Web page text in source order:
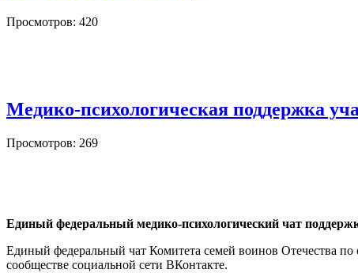
Просмотров: 420
Медико-психологическая поддержка
Просмотров: 269
Единый федеральный медико-психологический чат
Единый федеральный чат Комитета семей воинов Отечества
сообществе социальной сети ВКонтакте.